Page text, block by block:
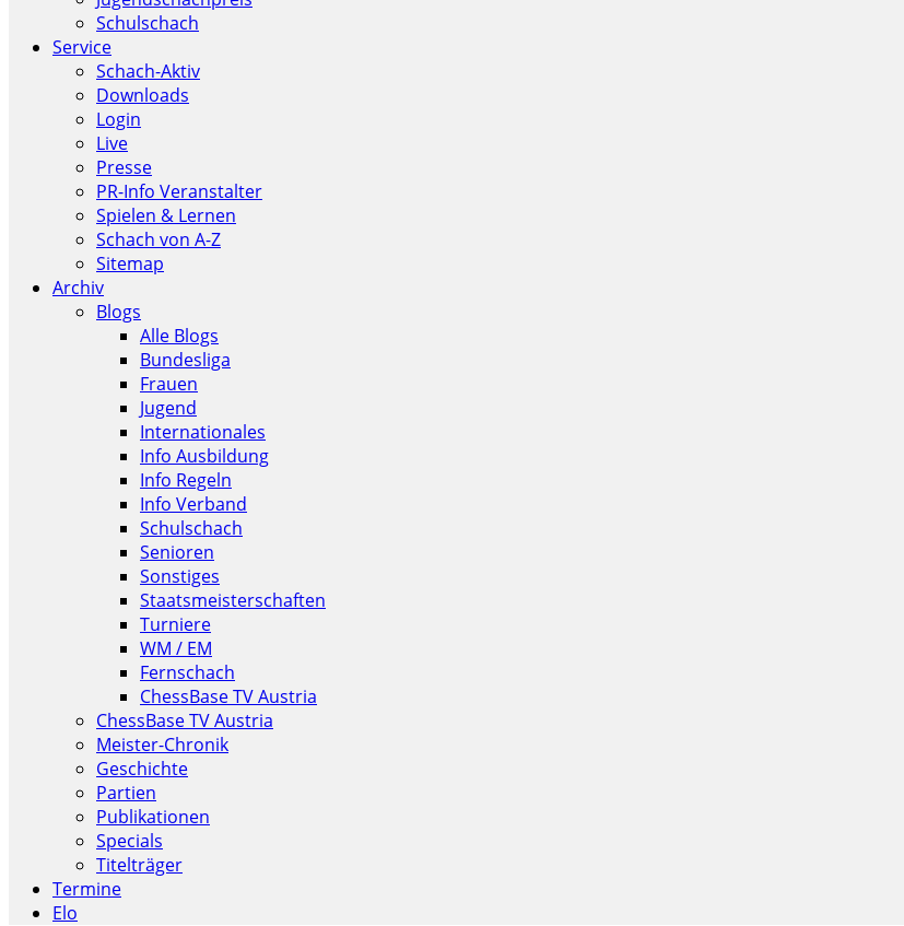
Schulschach
Service
Schach-Aktiv
Downloads
Login
Live
Presse
PR-Info Veranstalter
Spielen & Lernen
Schach von A-Z
Sitemap
Archiv
Blogs
Alle Blogs
Bundesliga
Frauen
Jugend
Internationales
Info Ausbildung
Info Regeln
Info Verband
Schulschach
Senioren
Sonstiges
Staatsmeisterschaften
Turniere
WM / EM
Fernschach
ChessBase TV Austria
ChessBase TV Austria
Meister-Chronik
Geschichte
Partien
Publikationen
Specials
Titelträger
Termine
Elo